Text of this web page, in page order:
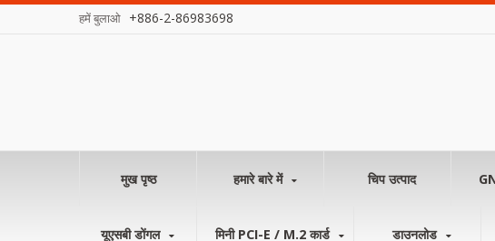
हमें बुलाओ +886-2-86983698
मुख पृष्ठ हमारे बारे में चिप उत्पाद
यूएसबी डोंगल मिनी PCI-E / M.2 कार्ड डाउनलोड